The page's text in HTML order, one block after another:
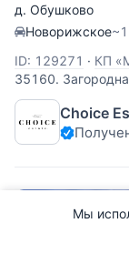
д. Обушково
Новорижское
ID: 129271 · КП
35160.
построена на
39 соток,
1000 м2
Choice
Премиум
Все
Сегодня
За неделю
Доллары
Мы
ООО "ХоумХантер"
функционирования